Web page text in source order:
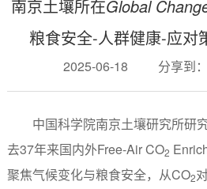
南京土壤所在Global
粮食安全-人群健康-应对
2025-06-18 分享到：
中国科学院南京土壤研究所研
去37年来国内外Free-Air CO2
聚焦气候变化与粮食安全，从CO2